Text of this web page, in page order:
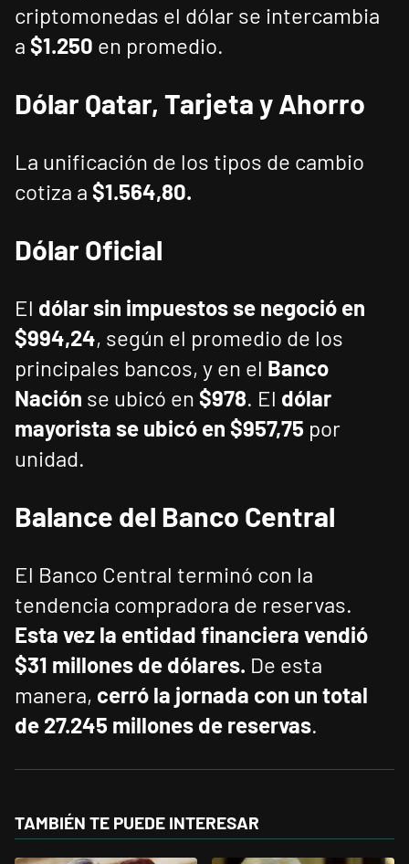
criptomonedas el dólar se intercambia
a $1.250 en promedio.
Dólar Qatar, Tarjeta y Ahorro
La unificación de los tipos de cambio
cotiza a $1.564,80.
DólarOficial
El dólar sin impuestos se negoció en
$994,24, según el promedio de los
principales bancos, y en el Banco
Nación se ubicó en $978. El dólar
mayorista se ubicó en $957,75 por
unidad.
Balance del Banco Central
El Banco Central terminó con la
tendencia compradora de reservas.
Esta vez la entidad financiera vendió
$31 millones de dólares. De esta
manera, cerró la jornada con un total
de 27.245 millones de reservas.
TAMBIÉN TE PUEDE INTERESAR